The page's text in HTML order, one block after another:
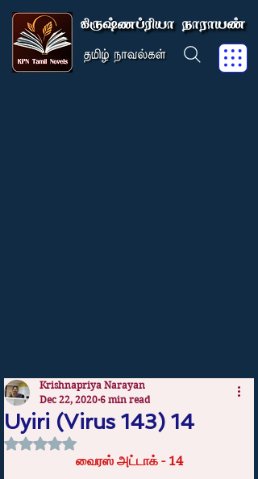
Uyiri (Virus 143) 14
Krishnapriya Narayan
Dec 22, 2020 6 min read
Rated NaN out of 5 stars.
வைரஸ் அட்டாக் - 14